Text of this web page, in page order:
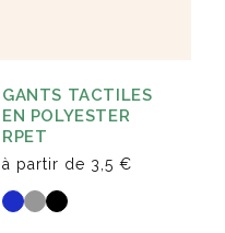
GANTS TACTILES
EN POLYESTER
RPET
à partir de 3,5 €